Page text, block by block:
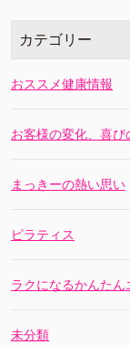
カテゴリー
おススメ健康情報
お客様の変化、喜び
まっきーの熱い思い
ピラティス
ラクになるかんたん
未分類